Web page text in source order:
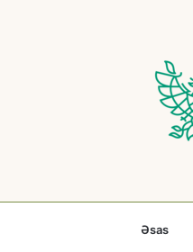
Əsas